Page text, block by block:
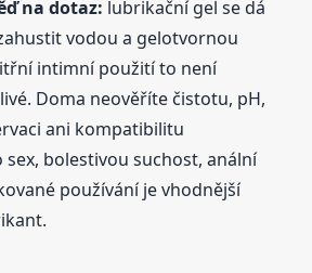
na dotaz: lubrikační gel se dá
vodou a gelotvornou
intimní použití to není
Doma neověříte čistotu, pH,
ani kompatibilitu
bolestivou suchost, anální
používání je vhodnější